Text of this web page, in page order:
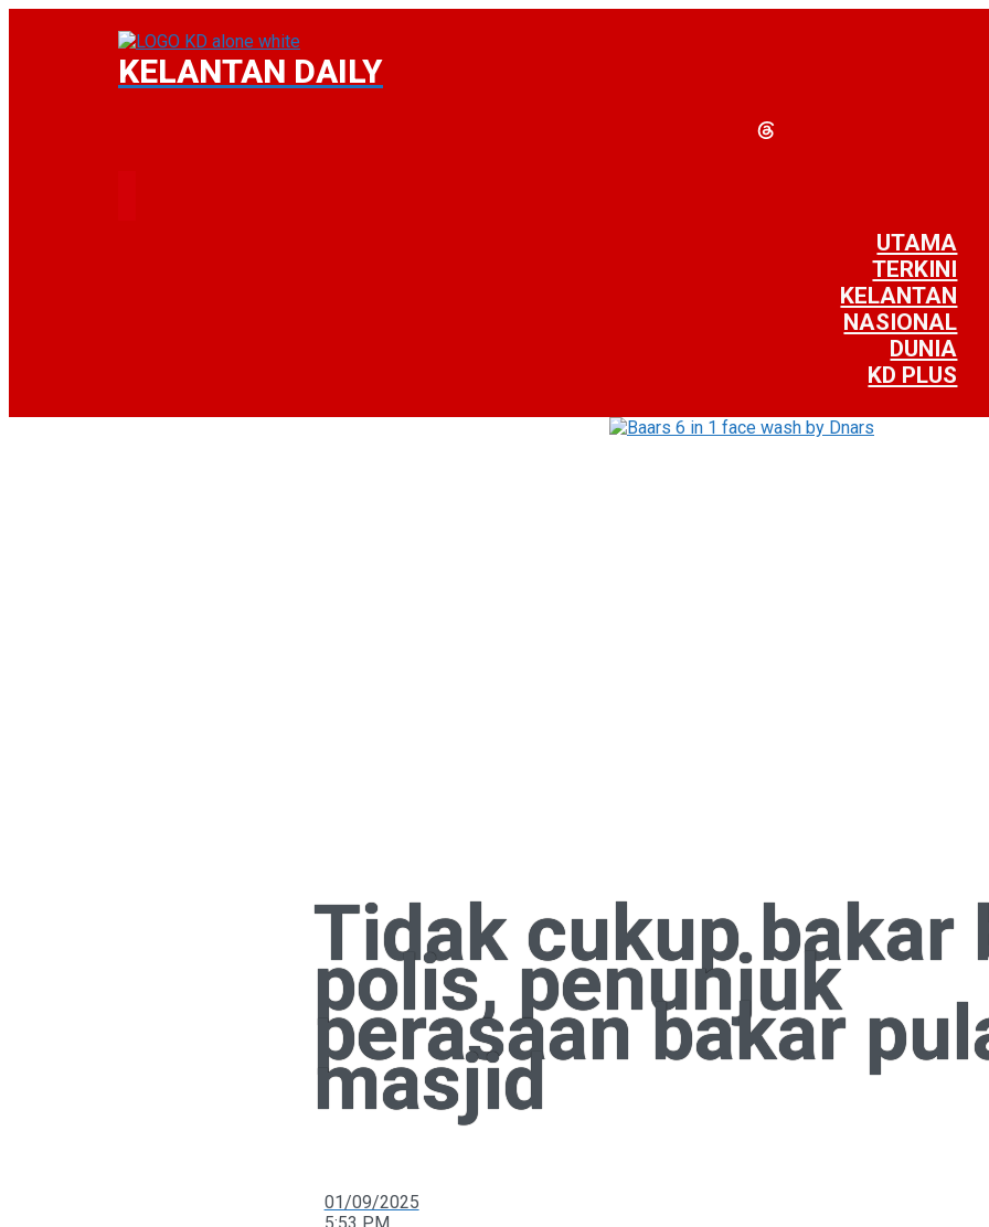
KELANTAN DAILY
UTAMA
TERKINI
KELANTAN
NASIONAL
DUNIA
KD PLUS
Tidak cukup bakar
polis, penunjuk
perasaan bakar
masjid
01/09/2025